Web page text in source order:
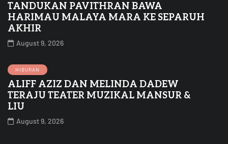
TANDUKAN PAVITHRAN BAWA
HARIMAU MALAYA MARA KE SEPARUH
AKHIR
August 9, 2026
HIBURAN
ALIFF AZIZ DAN MELINDA DADEW
TERAJU TEATER MUZIKAL MANSUR &
LIU
August 9, 2026